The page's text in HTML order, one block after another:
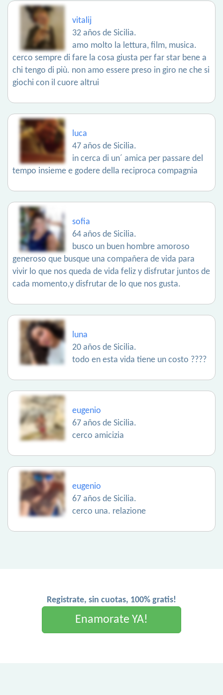
vitalij
32 años de Sicilia.
amo molto la lettura, film, musica.
cerco sempre di fare la cosa giusta per far star bene a
chi tengo di più. non amo essere preso in giro ne che si
giochi con il cuore altrui
luca
47 años de Sicilia.
in cerca di un´ amica per passare del
tempo insieme e godere della reciproca compagnia
sofia
64 años de Sicilia.
busco un buen hombre amoroso
generoso que busque una compañera de vida para
vivir lo que nos queda de vida feliz y disfrutar juntos de
cada momento,y disfrutar de lo que nos gusta.
luna
20 años de Sicilia.
todo en esta vida tiene un costo ????
eugenio
67 años de Sicilia.
cerco amicizia
eugenio
67 años de Sicilia.
cerco una. relazione
Registrate, sin cuotas, 100% gratis!
Enamorate YA!